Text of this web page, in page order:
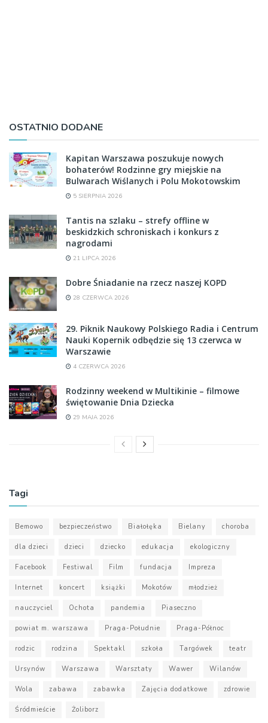
OSTATNIO DODANE
Kapitan Warszawa poszukuje nowych
bohaterów! Rodzinne gry miejskie na
Bulwarach Wiślanych i Polu Mokotowskim
5 SIERPNIA 2026
Tantis na szlaku – strefy offline w
beskidzkich schroniskach i konkurs z
nagrodami
21 LIPCA 2026
Dobre Śniadanie na rzecz naszej KOPD
28 CZERWCA 2026
29. Piknik Naukowy Polskiego Radia i Centrum
Nauki Kopernik odbędzie się 13 czerwca w
Warszawie
4 CZERWCA 2026
Rodzinny weekend w Multikinie – filmowe
świętowanie Dnia Dziecka
29 MAJA 2026
Tagi
Bemowo bezpieczeństwo Białołęka Bielany choroba
dla dzieci dzieci dziecko edukacja ekologiczny
Facebook Festiwal Film fundacja Impreza
Internet koncert książki Mokotów młodzież
nauczyciel Ochota pandemia Piaseczno
powiat m. warszawa Praga-Południe Praga-Północ
rodzic rodzina Spektakl szkoła Targówek teatr
Ursynów Warszawa Warsztaty Wawer Wilanów
Wola zabawa zabawka Zajęcia dodatkowe zdrowie
Śródmieście Żoliborz